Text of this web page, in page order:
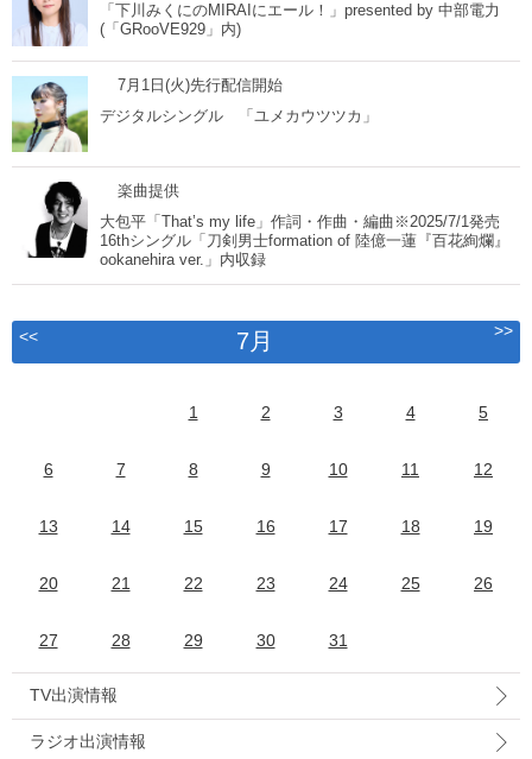
「下川みくにのMIRAIにエール！」presented by 中部電力
(「GRooVE929」内)
7月1日(火)先行配信開始
デジタルシングル 「ユメカウツツカ」
楽曲提供
大包平「That’s my life」作詞・作曲・編曲※2025/7/1発売
16thシングル「刀剣男士formation of 陸億一蓮『百花絢爛』
ookanehira ver.」内収録
<< 7月 >>
1 2 3 4 5
6 7 8 9 10 11 12
13 14 15 16 17 18 19
20 21 22 23 24 25 26
27 28 29 30 31
TV出演情報
ラジオ出演情報